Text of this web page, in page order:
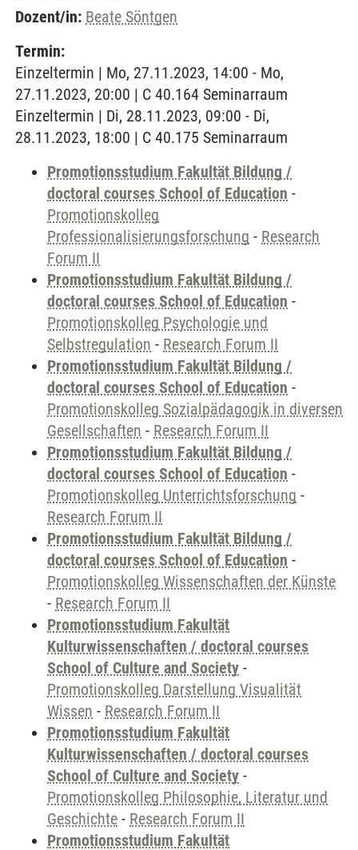
Dozent/in: Beate Söntgen
Termin:
Einzeltermin | Mo, 27.11.2023, 14:00 - Mo,
27.11.2023, 20:00 | C 40.164 Seminarraum
Einzeltermin | Di, 28.11.2023, 09:00 - Di,
28.11.2023, 18:00 | C 40.175 Seminarraum
Promotionsstudium Fakultät Bildung /
doctoral courses School of Education -
Promotionskolleg
Professionalisierungsforschung - Research
Forum II
Promotionsstudium Fakultät Bildung /
doctoral courses School of Education -
Promotionskolleg Psychologie und
Selbstregulation - Research Forum II
Promotionsstudium Fakultät Bildung /
doctoral courses School of Education -
Promotionskolleg Sozialpädagogik in diversen
Gesellschaften - Research Forum II
Promotionsstudium Fakultät Bildung /
doctoral courses School of Education -
Promotionskolleg Unterrichtsforschung -
Research Forum II
Promotionsstudium Fakultät Bildung /
doctoral courses School of Education -
Promotionskolleg Wissenschaften der Künste
- Research Forum II
Promotionsstudium Fakultät
Kulturwissenschaften / doctoral courses
School of Culture and Society -
Promotionskolleg Darstellung Visualität
Wissen - Research Forum II
Promotionsstudium Fakultät
Kulturwissenschaften / doctoral courses
School of Culture and Society -
Promotionskolleg Philosophie, Literatur und
Geschichte - Research Forum II
Promotionsstudium Fakultät